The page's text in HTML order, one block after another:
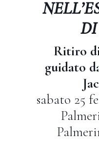
Ritiro
guidato
sabato 25